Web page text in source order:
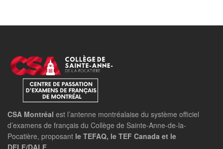
CSA Montréal est l’antenne montréalaise du système officiel
d’examens de français du Collège de Sainte-Anne-de-la-
Pocatière, proposant le TEFAQ, le TEF Canada et le
DELF/DALF.